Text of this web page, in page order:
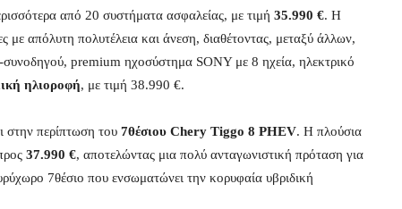
από 20 συστήματα ασφαλείας, με τιμή 35.990 €. Η
με απόλυτη πολυτέλεια και άνεση, διαθέτοντας, μεταξύ άλλων,
συνοδηγού, premium ηχοσύστημα SONY με 8 ηχεία, ηλεκτρικό
ηλιοροφή, με τιμή 38.990 €.
στην περίπτωση του 7θέσιου Chery Tiggo 8 PHEV. Η πλούσια
37.990 €, αποτελώντας μια πολύ ανταγωνιστική πρόταση για
7θέσιο που ενσωματώνει την κορυφαία υβριδική